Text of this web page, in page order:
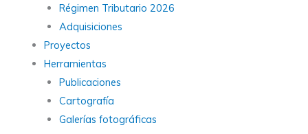
Régimen Tributario 2026
Adquisiciones
Proyectos
Herramientas
Publicaciones
Cartografía
Galerías fotográficas